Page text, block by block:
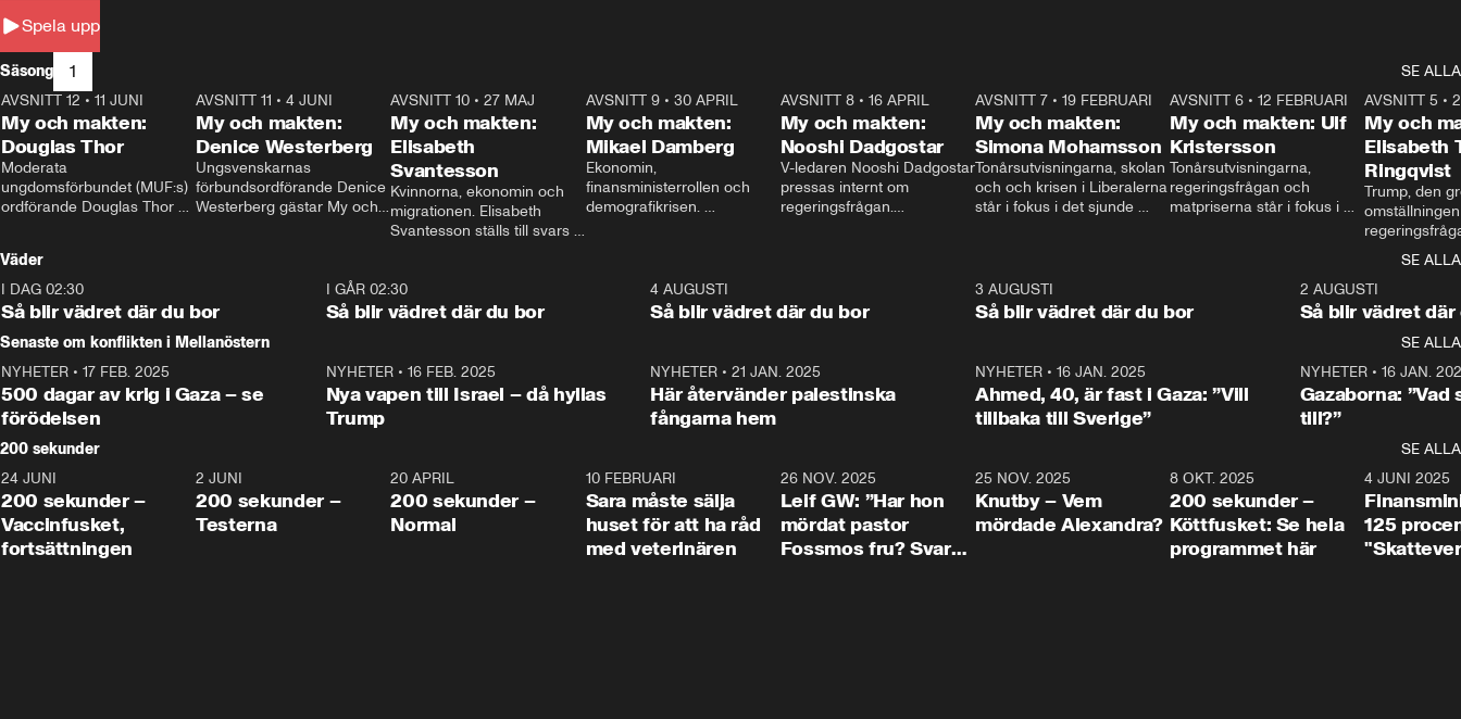
Spela upp
Säsong 1
SE ALLA
26:27
AVSNITT 12 • 11 JUNI
My och makten:
Douglas Thor
Moderata
ungdomsförbundet (MUF:s)
ordförande Douglas Thor
tonårsutvisningarna och hur
Moderaterna ska locka
väljare till valet i höst.
23:40
AVSNITT 11 •4 JUNI
My och makten:
Denice Westerberg
Ungsvenskarnas
förbundsordförande Denice
Westerberg gästar My och
AVSNITT 10 •27 MAJ
My och makten:
Elisabeth
Svantesson
Kvinnorna, ekonomin och
migrationen. Elisabeth
Svantesson ställs till svars
AVSNITT 9• 30 APRIL
My och makten:
Mikael Damberg
Ekonomin,
finansministerrollen och
demografikrisen.
och Makten.
AVSNITT 8• 16 APRIL
My och makten:
Nooshi Dadgostar
V-ledaren Nooshi Dadgostar
pressas internt om
regeringsfrågan.
– Vi ställer upp i val. Ska vi
vara med så sitter vi förstås
24:30
AVSNITT 7• 19 FEBRUARI
My och makten:
Simona Mohamsson
Tonårsutvisningarna, skolan
och och krisen i Liberalerna
står i fokus i det sjunde
kommentator My
Rohwedder ställer
utbildnings- och
Mohamsson till svars.
27:30
AVSNITT 6 •12 FEBRUARI
My och makten: Ulf
Kristersson
Tonårsutvisningarna,
regeringsfrågan och
matpriserna står i fokus i
Rohwedder ställer
statsminister Ulf Kristersson
AVSNITT 5 •
My och
Elisabeth
Ringqvist
Trump, den
centrum i
avsnittet av
Makten”. Se
Aftonbladets
Rohwedder
Thand Ring
Väder
SE ALLA
I DAG 02:30
Så blir vädret där du bor
1:06
I GÅR 02:30
Så blir vädret där du bor
4 AUGUSTI
Så blir vädret där du bor
3 AUGUSTI
Så blir vädret där du bor
2 AUGUSTI
Så blir vädret där
Senaste om konflikten i Mellanöstern
SE ALLA
NYHETER • 17 FEB. 2025
500 dagar av krig i Gaza – se
förödelsen
NYHETER• 16 FEB. 2025
Nya vapen till Israel – då hyllas
Trump
NYHETER •21 JAN. 2025
Här återvänder palestinska
fångarna hem
NYHETER• 16 JAN. 2025
Ahmed, 40, är fast i Gaza: ”Vill
tillbaka till Sverige”
NYHETER• 16 JAN.
Gazaborna:
till?”
200 sekunder
SE ALLA
5:00
24 JUNI
200 sekunder –
Vaccinfusket,
fortsättningen
4:23
2 JUNI
200 sekunder –
Testerna
20 APRIL
200 sekunder –
Normal
10 FEBRUARI
Sara måste sälja
huset för att ha råd
med veterinären
26 NOV. 2025
Leif GW: ”Har hon
mördat pastor
Fossmos fru? Svar
31:05
25 NOV. 2025
Knutby – Vem
mördade Alexandra?
4:29
8 OKT. 2025
200 sekunder –
Köttfusket: Se hela
programmet här
4 JUNI 2025
125